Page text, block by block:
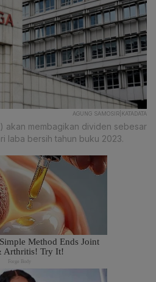
AGUNG SAMOSIR|KATADATA
akan membagikan dividen sebesar
laba bersih tahun buku 2023.